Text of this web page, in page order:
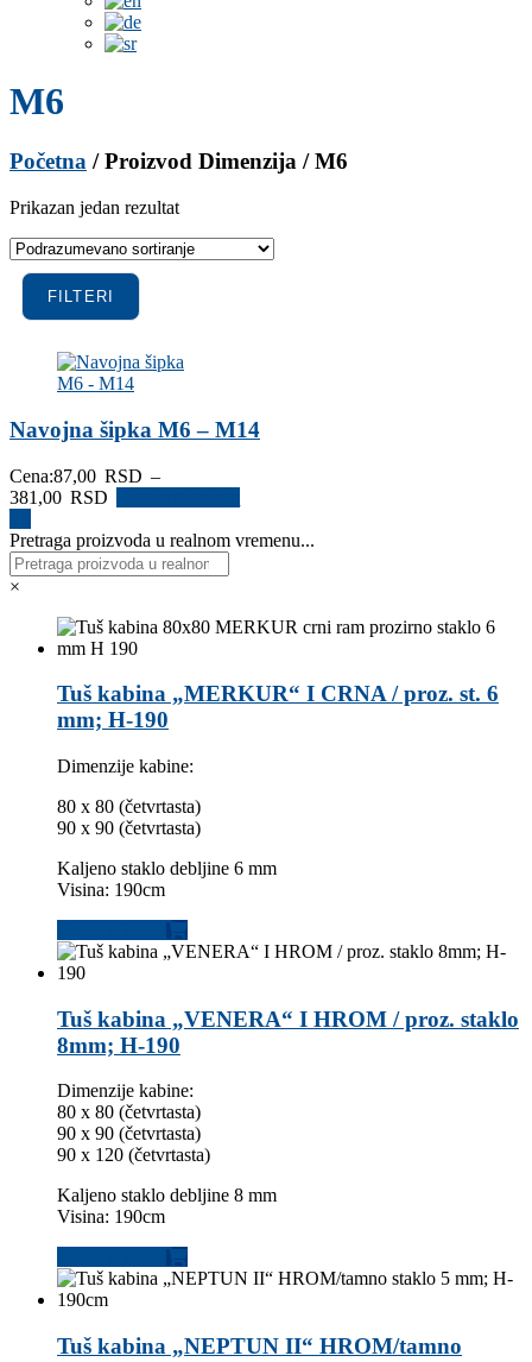
M6
Početna / Proizvod Dimenzija / M6
Prikazan jedan rezultat
FILTERI
Navojna šipka M6 – M14
Cena:87,00 RSD –
381,00 RSD
od
87,00 RSD
do
Pretraga proizvoda u realnom vremenu...
×
Tuš kabina „MERKUR“ I CRNA / proz. st. 6
mm; H-190
Dimenzije kabine:
80 x 80 (četvrtasta)
90 x 90 (četvrtasta)
Kaljeno staklo debljine 6 mm
Visina: 190cm
Tuš kabina „VENERA“ I HROM / proz. staklo
8mm; H-190
Dimenzije kabine:
80 x 80 (četvrtasta)
90 x 90 (četvrtasta)
90 x 120 (četvrtasta)
Kaljeno staklo debljine 8 mm
Visina: 190cm
Tuš kabina „NEPTUN II“ HROM/tamno